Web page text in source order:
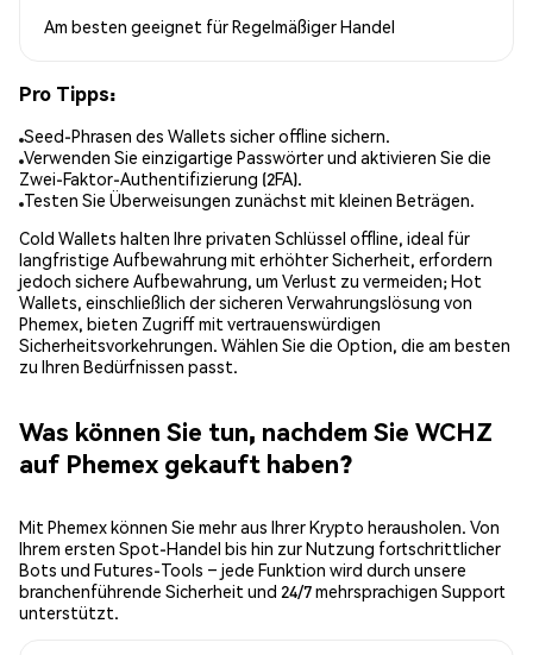
Am besten geeignet fürRegelmäßiger Handel
Pro Tipps:
Seed-Phrasen des Wallets sicher offline sichern.
Verwenden Sie einzigartige Passwörter und aktivieren Sie die
Zwei-Faktor-Authentifizierung (2FA).
Testen Sie Überweisungen zunächst mit kleinen Beträgen.
Cold Wallets halten Ihre privaten Schlüssel offline, ideal für
langfristige Aufbewahrung mit erhöhter Sicherheit, erfordern
jedoch sichere Aufbewahrung, um Verlust zu vermeiden; Hot
Wallets, einschließlich der sicheren Verwahrungslösung von
Phemex, bieten Zugriff mit vertrauenswürdigen
Sicherheitsvorkehrungen. Wählen Sie die Option, die am besten
zu Ihren Bedürfnissen passt.
Was können Sie tun, nachdem Sie WCHZ
auf Phemex gekauft haben?
Mit Phemex können Sie mehr aus Ihrer Krypto herausholen. Von
Ihrem ersten Spot-Handel bis hin zur Nutzung fortschrittlicher
Bots und Futures-Tools – jede Funktion wird durch unsere
branchenführende Sicherheit und 24/7 mehrsprachigen Support
unterstützt.